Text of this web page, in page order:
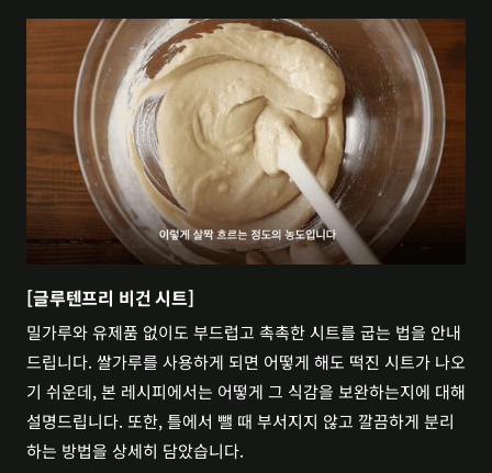
[글루텐프리 비건 시트]
밀가루와 유제품 없이도 부드럽고 촉촉한 시트를 굽는 법을 안내
드립니다. 쌀가루를 사용하게 되면 어떻게 해도 떡진 시트가 나오
기 쉬운데, 본 레시피에서는 어떻게 그 식감을 보완하는지에 대해
설명드립니다. 또한, 틀에서 뺄 때 부서지지 않고 깔끔하게 분리
하는 방법을 상세히 담았습니다.